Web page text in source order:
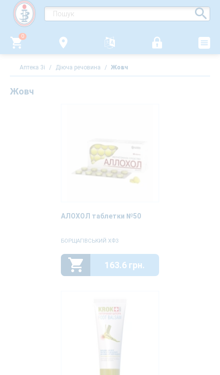
0
Аптека 3i / Діюча речовина / Жовч
Жовч
АЛОХОЛ таблетки №50
БОРЩАГІВСЬКИЙ ХФЗ
163.6 грн.